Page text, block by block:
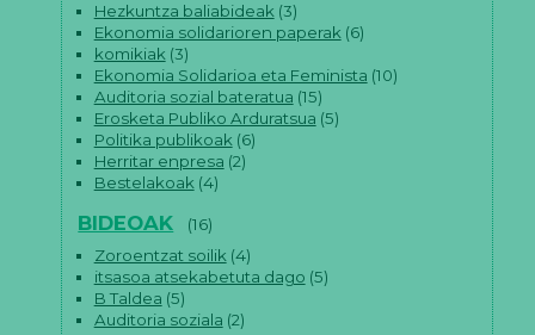
Hezkuntza baliabideak(3)
Ekonomia solidarioren paperak(6)
komikiak(3)
Ekonomia Solidarioa eta Feminista (10)
Auditoria sozial bateratua (15)
Erosketa Publiko Arduratsua (5)
Politika publikoak(6)
Herritar enpresa (2)
Bestelakoak(4)
BIDEOAK
(16)
Zoroentzat soilik(4)
itsasoa atsekabetuta dago (5)
B Taldea (5)
Auditoria soziala (2)